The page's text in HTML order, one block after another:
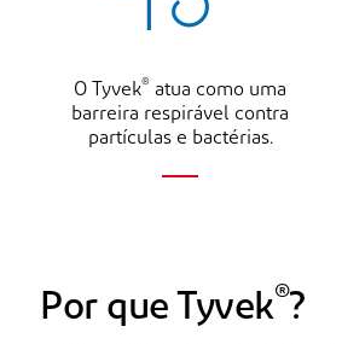
O Tyvek® atua como uma
barreira respirável contra
partículas e bactérias.
Por que Tyvek®?